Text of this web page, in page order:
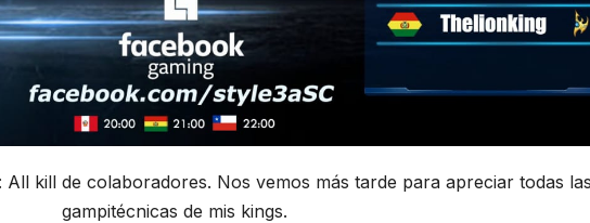
kill de colaboradores. Nos vemos más tarde para apreciar todas las
gampitécnicas de mis kings.